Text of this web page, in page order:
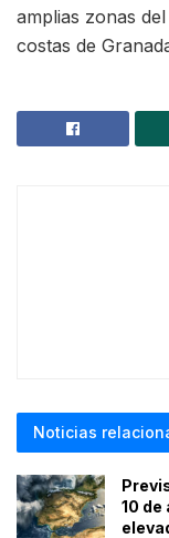
amplias zonas
costas de
Noticias
10